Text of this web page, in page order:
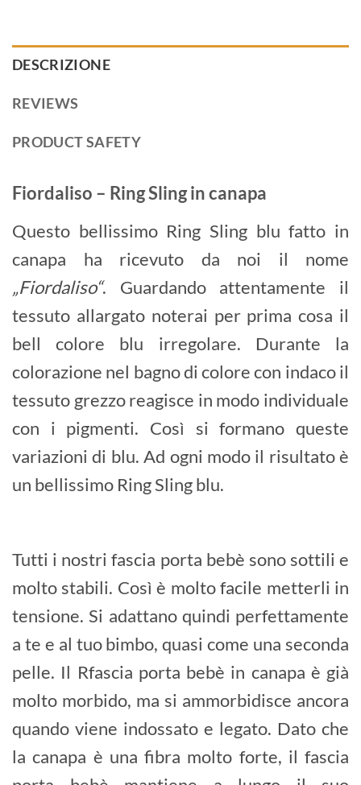
DESCRIZIONE
REVIEWS
PRODUCT SAFETY
Fiordaliso – Ring Sling in canapa
Questo bellissimo Ring Sling blu fatto in
canapa ha ricevuto da noi il nome
„Fiordaliso“. Guardando attentamente il
tessuto allargato noterai per prima cosa il
bell colore blu irregolare. Durante la
colorazione nel bagno di colore con indaco il
tessuto grezzo reagisce in modo individuale
con i pigmenti. Così si formano queste
variazioni di blu. Ad ogni modo il risultato è
un bellissimo Ring Sling blu.
Tutti i nostri fascia porta bebè sono sottili e
molto stabili. Così è molto facile metterli in
tensione. Si adattano quindi perfettamente
a te e al tuo bimbo, quasi come una seconda
pelle. Il Rfascia porta bebè in canapa è già
molto morbido, ma si ammorbidisce ancora
quando viene indossato e legato. Dato che
la canapa è una fibra molto forte, il fascia